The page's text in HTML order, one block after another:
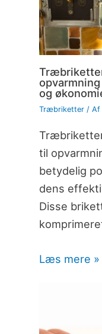
og
Træbriketter/ Af
til
betydelig
dens
Disse
Læs mere »